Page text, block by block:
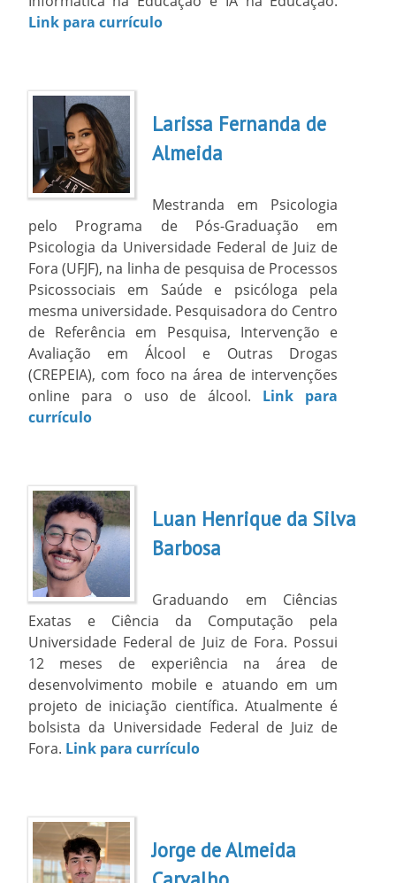
Link para currículo
Larissa Fernanda de
Almeida
Mestranda em Psicologia
pelo Programa de Pós-Graduação em
Psicologia da Universidade Federal de Juiz de
Fora (UFJF), na linha de pesquisa de Processos
Psicossociais em Saúde e psicóloga pela
mesma universidade. Pesquisadora do Centro
de Referência em Pesquisa, Intervenção e
Avaliação em Álcool e Outras Drogas
(CREPEIA), com foco na área de intervenções
online para o uso de álcool. Link para
currículo
Luan Henrique da Silva
Barbosa
Graduando em Ciências
Exatas e Ciência da Computação pela
Universidade Federal de Juiz de Fora. Possui
12 meses de experiência na área de
desenvolvimento mobile e atuando em um
projeto de iniciação científica. Atualmente é
bolsista da Universidade Federal de Juiz de
Fora. Link para currículo
Jorge de Almeida